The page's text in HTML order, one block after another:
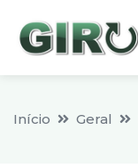
Início Geral